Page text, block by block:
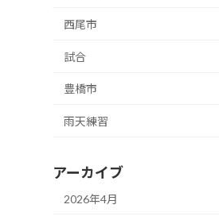
西尾市
試合
豊橋市
雨天練習
アーカイブ
2026年4月